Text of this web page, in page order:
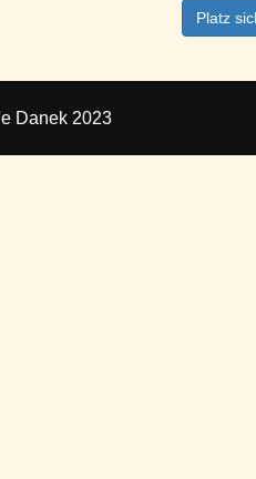
Platz
Danek 2023